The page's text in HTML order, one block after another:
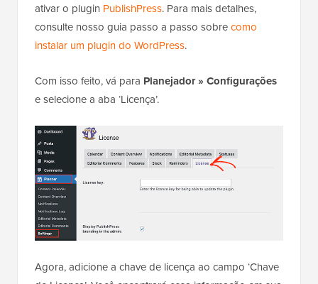
ativar o plugin PublishPress. Para mais detalhes,
consulte nosso guia passo a passo sobrecomo
instalar um plugin do WordPress.
Com isso feito, vá para Planejador»Configurações
e selecione a aba ‘Licença’.
Agora, adicione a chave de licença ao campo ‘Chave